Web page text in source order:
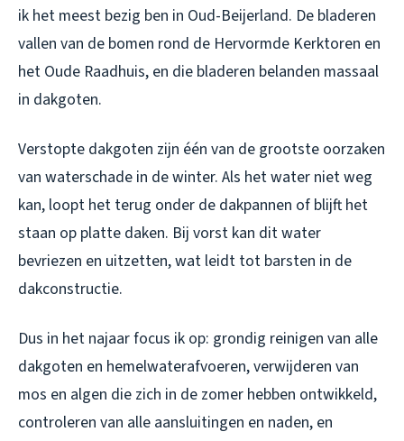
ik het meest bezig ben in Oud-Beijerland. De bladeren
vallen van de bomen rond de Hervormde Kerktoren en
het Oude Raadhuis, en die bladeren belanden massaal
in dakgoten.
Verstopte dakgoten zijn één van de grootste oorzaken
van waterschade in de winter. Als het water niet weg
kan, loopt het terug onder de dakpannen of blijft het
staan op platte daken. Bij vorst kan dit water
bevriezen en uitzetten, wat leidt tot barsten in de
dakconstructie.
Dus in het najaar focus ik op: grondig reinigen van alle
dakgoten en hemelwaterafvoeren, verwijderen van
mos en algen die zich in de zomer hebben ontwikkeld,
controleren van alle aansluitingen en naden, en